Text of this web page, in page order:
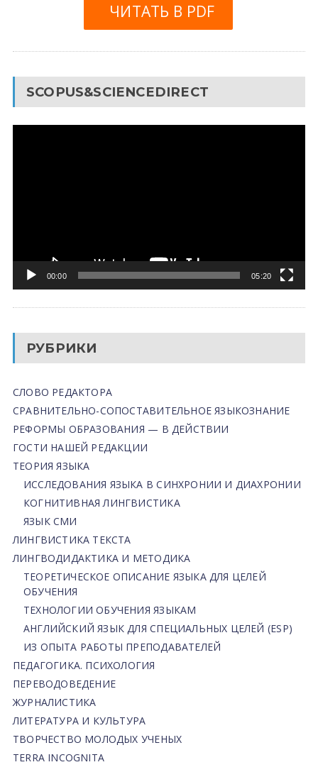
ЧИТАТЬ В PDF
SCOPUS&SCIENCEDIRECT
00:00 05:20
РУБРИКИ
СЛОВО РЕДАКТОРА
СРАВНИТЕЛЬНО-СОПОСТАВИТЕЛЬНОЕ ЯЗЫКОЗНАНИЕ
РЕФОРМЫ ОБРАЗОВАНИЯ — В ДЕЙСТВИИ
ГОСТИ НАШЕЙ РЕДАКЦИИ
ТЕОРИЯ ЯЗЫКА
ИССЛЕДОВАНИЯ ЯЗЫКА В СИНХРОНИИ И ДИАХРОНИИ
КОГНИТИВНАЯ ЛИНГВИСТИКА
ЯЗЫК СМИ
ЛИНГВИСТИКА ТЕКСТА
ЛИНГВОДИДАКТИКА И МЕТОДИКА
ТЕОРЕТИЧЕСКОЕ ОПИСАНИЕ ЯЗЫКА ДЛЯ ЦЕЛЕЙ
ОБУЧЕНИЯ
ТЕХНОЛОГИИ ОБУЧЕНИЯ ЯЗЫКАМ
АНГЛИЙСКИЙ ЯЗЫК ДЛЯ СПЕЦИАЛЬНЫХ ЦЕЛЕЙ (ESP)
ИЗ ОПЫТА РАБОТЫ ПРЕПОДАВАТЕЛЕЙ
ПЕДАГОГИКА. ПСИХОЛОГИЯ
ПЕРЕВОДОВЕДЕНИЕ
ЖУРНАЛИСТИКА
ЛИТЕРАТУРА И КУЛЬТУРА
ТВОРЧЕСТВО МОЛОДЫХ УЧЕНЫХ
TERRA INCOGNITA